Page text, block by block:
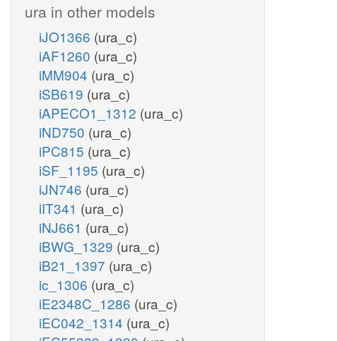
ura in other models
iJO1366 (ura_c)
iAF1260 (ura_c)
iMM904 (ura_c)
iSB619 (ura_c)
iAPECO1_1312 (ura_c)
iND750 (ura_c)
iPC815 (ura_c)
iSF_1195 (ura_c)
iJN746 (ura_c)
iIT341 (ura_c)
iNJ661 (ura_c)
iBWG_1329 (ura_c)
iB21_1397 (ura_c)
ic_1306 (ura_c)
iE2348C_1286 (ura_c)
iEC042_1314 (ura_c)